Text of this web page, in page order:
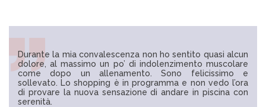
Durante la mia convalescenza non ho sentito quasi alcun
dolore, al massimo un po’ di indolenzimento muscolare
come dopo un allenamento. Sono felicissimo e
sollevato. Lo shopping è in programma e non vedo l’ora
di provare la nuova sensazione di andare in piscina con
serenità.